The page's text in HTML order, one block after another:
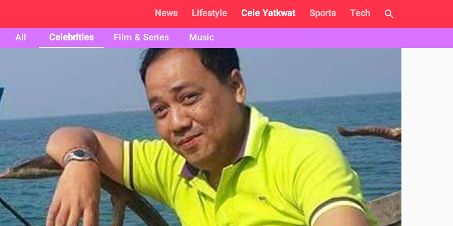
News Lifestyle Cele Yatkwat Sports
Tech
All
Celebrities Film & Series
Music